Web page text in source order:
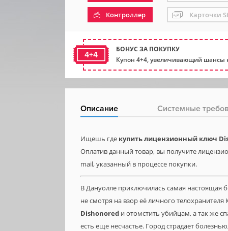
Контроллер Карточки
4+4
БОНУС ЗА ПОКУПКУ
Купон 4+4, увеличивающий шансы
Описание Системные
Ищешь где купить лицензионный ключ
Оплатив данный товар, вы получите
mail, указанный в процессе покупки.
В Дануолле приключилась самая
не смотря на взор её личного
Dishonored и отомстить убийцам, а так же
есть еще несчастье. Город страдает